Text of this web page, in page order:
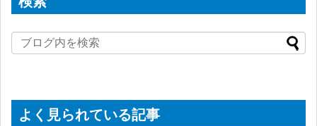
よく見られている記事